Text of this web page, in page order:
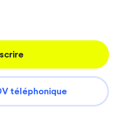
téléphonique